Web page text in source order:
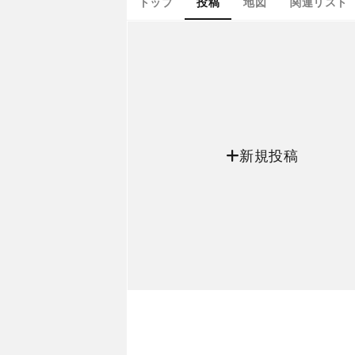
新規投稿